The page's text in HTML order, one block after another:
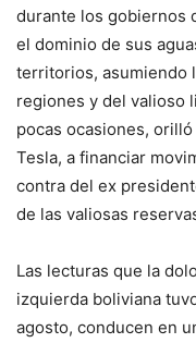
durante los gobiernos
el dominio de sus
territorios, asumiendo
regiones y del valioso
pocas ocasiones,
Tesla, a financiar
contra del ex
de las valiosas
Las lecturas que la
izquierda boliviana
agosto, conducen en